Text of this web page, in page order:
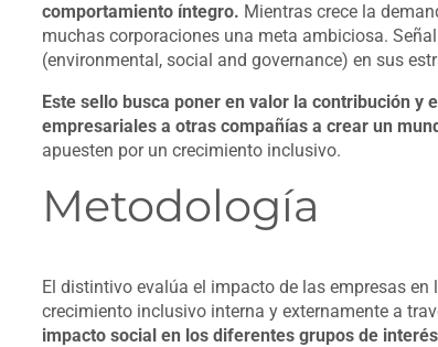
comportamiento íntegro. Mientras crece la
muchas corporaciones una meta ambiciosa.
(environmental, social and governance) en sus
Este sello busca poner en valor la contribución
empresariales a otras compañías a crear un
apuesten por un crecimiento inclusivo.
Metodología
El distintivo evalúa el impacto de las empresas
crecimiento inclusivo interna y externamente a
impacto social en los diferentes grupos de